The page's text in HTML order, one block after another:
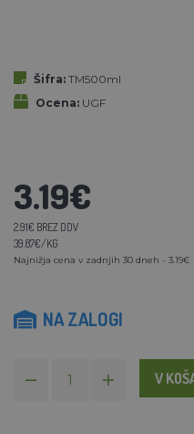
Šifra: TM500ml
Ocena: UGF
3.19€
2.91€ BREZ DDV
39.87€/KG
Najnižja cena v zadnjih 30 dneh - 3.19€
NA ZALOGI
V